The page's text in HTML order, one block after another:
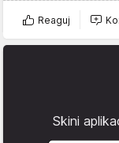
Reaguj
Skini